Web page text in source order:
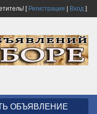
[ Регистрация Вход ]
ОБЪЯВЛЕНИЕ